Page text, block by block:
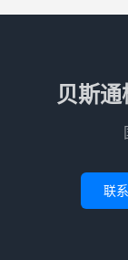
贝斯
联